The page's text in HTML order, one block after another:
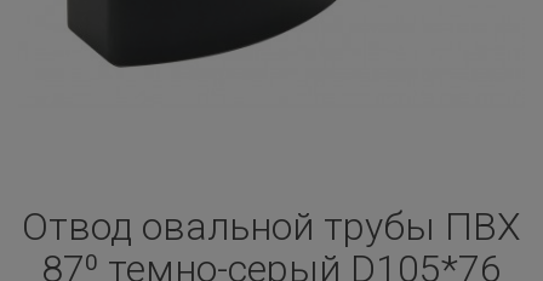
Отвод овальной трубы ПВХ
87⁰ темно-серый D105*76